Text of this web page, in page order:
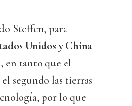
Steffen, para
Unidos y China
en tanto que el
segundo las tierras
por lo que